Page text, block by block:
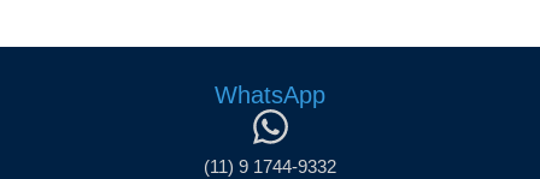
WhatsApp
(11) 9 1744-9332